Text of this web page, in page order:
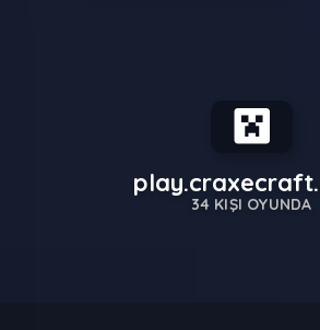
34KIŞI OYUNDA